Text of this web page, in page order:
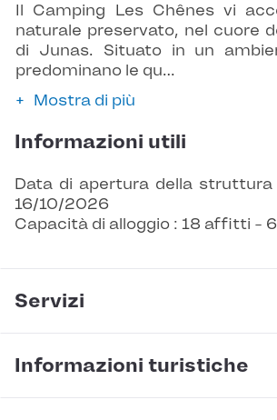
Il Camping Les Chênes vi
naturale preservato, nel cuore
di Junas. Situato in un
predominano le qu…
Mostra di più
Informazioni utili
Data di apertura della
16/10/2026
Capacità di alloggio : 18 affitti -
Servizi
Informazioni turistiche